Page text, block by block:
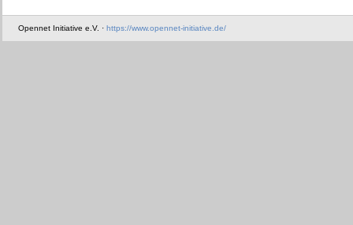
Opennet Initiative e.V. · https://www.opennet-initiative.de/